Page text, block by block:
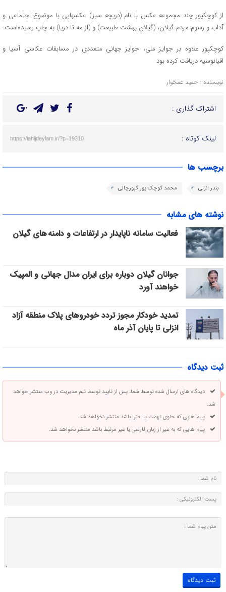
از کوچکپور چند مجموعه عکس با نام (دریچه سبز) عکسهایی با موضوع اجتماعی و
آداب و رسوم مردم گیلان، (گیلان بهشت طبیعت) و (از مه تا دریا) به چاپ رسیده‌است.
کوچکپور علاوه بر جوایز ملی، جوایز جهانی متعددی در مسابقات عکاسی آسیا و
اقیانوسیه دریافت کرده بود
نویسنده : حمید غمخوار
اشتراک گذاری :
لینک کوتاه : https://lahijdeylam.ir/?p=19310
برچسب ها
بندر انزلی محمد کوچک پور کپورچالی
نوشته های مشابه
فعالیت سامانه ناپایدار در ارتفاعات و دامنه های گیلان
جوانان گیلان دوباره برای ایران مدال جهانی و المپیک
خواهند آورد
تمدید خودکار مجوز تردد خودروهای پلاک منطقه آزاد
انزلی تا پایان آذر ماه
ثبت دیدگاه
دیدگاه های ارسال شده توسط شما، پس از تایید توسط تیم مدیریت در وب منتشر خواهد
شد.
پیام هایی که حاوی تهمت یا افترا باشد منتشر نخواهد شد.
پیام هایی که به غیر از زبان فارسی یا غیر مرتبط باشد منتشر نخواهد شد.